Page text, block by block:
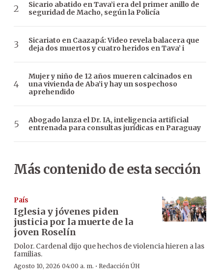
Sicario abatido en Tava’i era del primer anillo de
seguridad de Macho, según la Policía
Sicariato en Caazapá: Video revela balacera que
deja dos muertos y cuatro heridos en Tava’ i
Mujer y niño de 12 años mueren calcinados en
una vivienda de Aba’i y hay un sospechoso
aprehendido
Abogado lanza el Dr. IA, inteligencia artificial
entrenada para consultas jurídicas en Paraguay
Más contenido de esta sección
País
Iglesia y jóvenes piden
justicia por la muerte de la
joven Roselín
Dolor. Cardenal dijo que hechos de violencia hieren a las
familias.
Agosto 10, 2026 04:00 a. m. · Redacción ÚH